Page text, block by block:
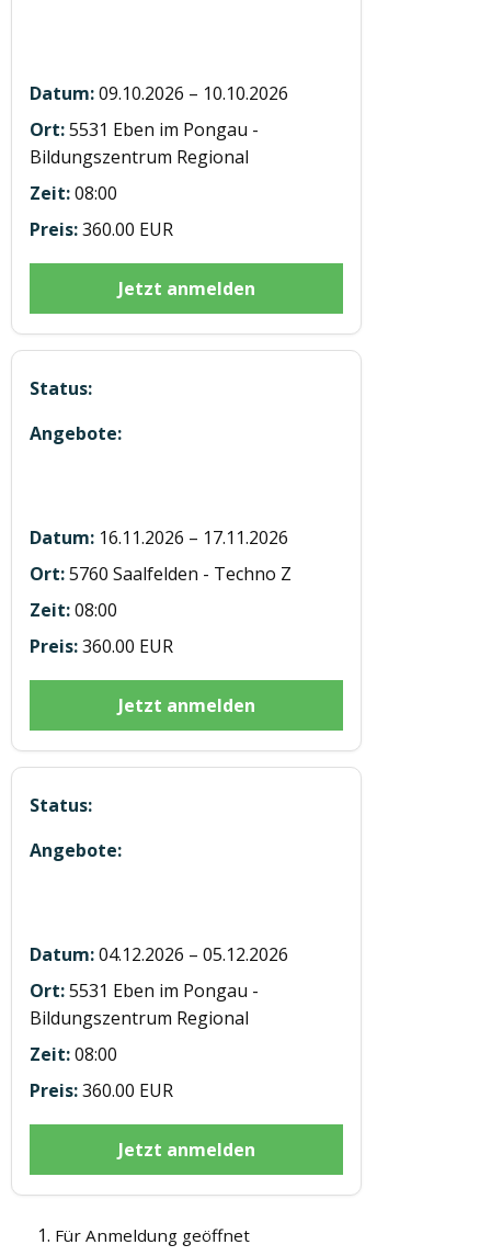
09.10.2026 – 10.10.2026
5531 Eben im Pongau -
Bildungszentrum Regional
08:00
360.00 EUR
Jetzt anmelden
16.11.2026 – 17.11.2026
5760 Saalfelden - Techno Z
08:00
360.00 EUR
Jetzt anmelden
04.12.2026 – 05.12.2026
5531 Eben im Pongau -
Bildungszentrum Regional
08:00
360.00 EUR
Jetzt anmelden
Für Anmeldung geöffnet